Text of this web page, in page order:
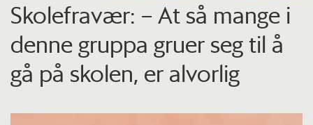
Skolefravær: – At så mange i
denne gruppa gruer seg til å
gå på skolen, er alvorlig